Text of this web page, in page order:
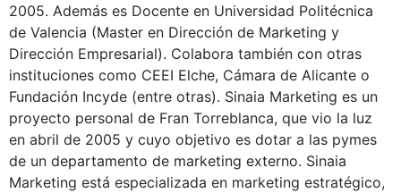
2005. Además es Docente en Universidad Politécnica
de Valencia (Master en Dirección de Marketing y
Dirección Empresarial). Colabora también con otras
instituciones como CEEI Elche, Cámara de Alicante o
Fundación Incyde (entre otras). Sinaia Marketing es un
proyecto personal de Fran Torreblanca, que vio la luz
en abril de 2005 y cuyo objetivo es dotar a las pymes
de un departamento de marketing externo. Sinaia
Marketing está especializada en marketing estratégico,